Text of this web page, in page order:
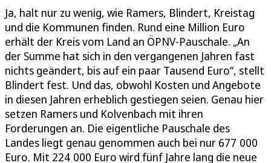
Ja, halt nur zu wenig, wie Ramers, Blindert, Kreistag
und die Kommunen finden. Rund eine Million Euro
erhält der Kreis vom Land an ÖPNV-Pauschale. „An
der Summe hat sich in den vergangenen Jahren fast
nichts geändert, bis auf ein paar Tausend Euro“, stellt
Blindert fest. Und das, obwohl Kosten und Angebote
in diesen Jahren erheblich gestiegen seien. Genau hier
setzen Ramers und Kolvenbach mit ihren
Forderungen an. Die eigentliche Pauschale des
Landes liegt genau genommen auch bei nur 677 000
Euro. Mit 224 000 Euro wird fünf Jahre lang die neue